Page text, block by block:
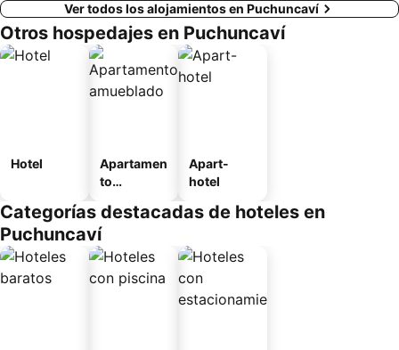
Ver todos los alojamientos en Puchuncaví
Otros hospedajes en Puchuncaví
Hotel
Apartamen
to
o
Apart-
hotel
Categorías destacadas de hoteles en
Puchuncaví